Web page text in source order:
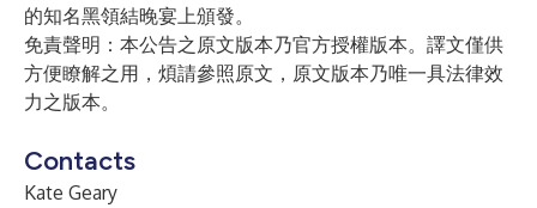
的知名黑領結晚宴上頒發。
免責聲明：本公告之原文版本乃官方授權版本。譯文僅供
方便瞭解之用，煩請參照原文，原文版本乃唯一具法律效
力之版本。
Contacts
Kate Geary